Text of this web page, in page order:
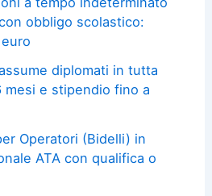
obbligo scolastico:
diplomati in tutta
e stipendio fino a
Operatori (Bidelli) in
ATA con qualifica o